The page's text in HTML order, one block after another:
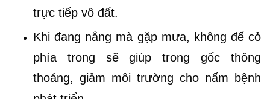
trực tiếp vô đất.
Khi đang nắng mà gặp mưa, không để cỏ
phía trong sẽ giúp trong gốc thông
thoáng, giảm môi trường cho nấm bệnh